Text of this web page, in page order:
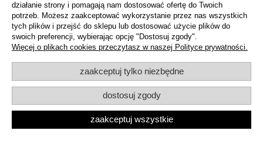
POMOC
MOJE KONTO
INFORMACJE
pokaż pełną wersję strony
działanie strony i pomagają nam dostosować ofertę do Twoich
potrzeb. Możesz zaakceptować wykorzystanie przez nas wszystkich
tych plików i przejść do sklepu lub dostosować użycie plików do
swoich preferencji, wybierając opcję "Dostosuj zgody".
Więcej o plikach cookies przeczytasz w naszej Polityce prywatności.
zaakceptuj tylko niezbędne
dostosuj zgody
zaakceptuj wszystkie